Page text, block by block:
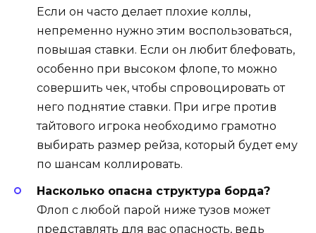
Если он часто делает плохие коллы,
непременно нужно этим воспользоваться,
повышая ставки. Если он любит блефовать,
особенно при высоком флопе, то можно
совершить чек, чтобы спровоцировать от
него поднятие ставки. При игре против
тайтового игрока необходимо грамотно
выбирать размер рейза, который будет ему
по шансам коллировать.
Насколько опасна структура борда?
Флоп с любой парой ниже тузов может
представлять для вас опасность, ведь